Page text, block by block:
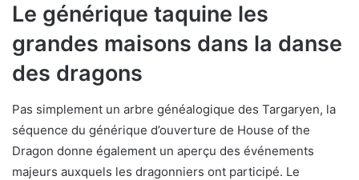
Le générique taquine les
grandes maisons dans la danse
des dragons
Pas simplement un arbre généalogique des Targaryen, la
séquence du générique d’ouverture de House of the
Dragon donne également un aperçu des événements
majeurs auxquels les dragonniers ont participé. Le